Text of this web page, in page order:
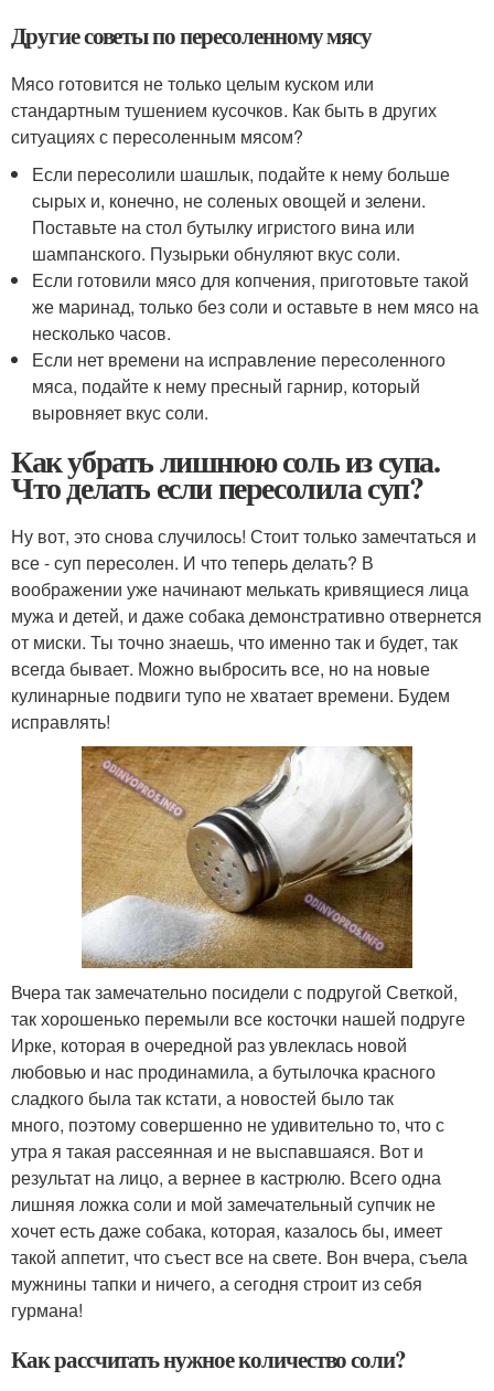
Другие советы по пересоленному мясу
Мясо готовится не только целым куском или
стандартным тушением кусочков. Как быть в других
ситуациях с пересоленным мясом?
Если пересолили шашлык, подайте к нему больше
сырых и, конечно, не соленых овощей и зелени.
Поставьте на стол бутылку игристого вина или
шампанского. Пузырьки обнуляют вкус соли.
Если готовили мясо для копчения, приготовьте такой
же маринад, только без соли и оставьте в нем мясо на
несколько часов.
Если нет времени на исправление пересоленного
мяса, подайте к нему пресный гарнир, который
выровняет вкус соли.
Как убрать лишнюю соль из супа.
Что делать если пересолила суп?
Ну вот, это снова случилось! Стоит только замечтаться и
все - суп пересолен. И что теперь делать? В
воображении уже начинают мелькать кривящиеся лица
мужа и детей, и даже собака демонстративно отвернется
от миски. Ты точно знаешь, что именно так и будет, так
всегда бывает. Можно выбросить все, но на новые
кулинарные подвиги тупо не хватает времени. Будем
исправлять!
Вчера так замечательно посидели с подругой Светкой,
так хорошенько перемыли все косточки нашей подруге
Ирке, которая в очередной раз увлеклась новой
любовью и нас продинамила, а бутылочка красного
сладкого была так кстати, а новостей было так
много, поэтому совершенно не удивительно то, что с
утра я такая рассеянная и не выспавшаяся. Вот и
результат на лицо, а вернее в кастрюлю. Всего одна
лишняя ложка соли и мой замечательный супчик не
хочет есть даже собака, которая, казалось бы, имеет
такой аппетит, что съест все на свете. Вон вчера, съела
мужнины тапки и ничего, а сегодня строит из себя
гурмана!
Как рассчитать нужное количество соли?